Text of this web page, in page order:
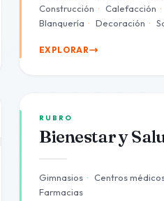
Construcción · Calefacción ·
Blanquería · Decoración ·
EXPLORAR
RUBRO
Bienestar y
Gimnasios · Centros
Farmacias